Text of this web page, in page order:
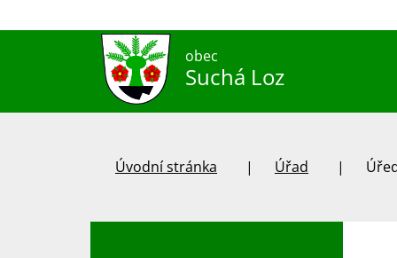
obec
Suchá Loz
Úvodní stránka Úřad